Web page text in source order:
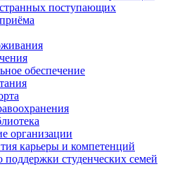
поступающих
обеспечение
организации
карьеры и компетенций
поддержки студенческих семей